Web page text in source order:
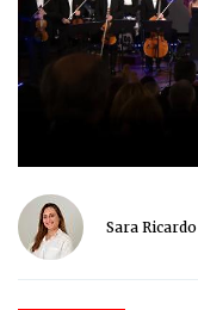
Sara Ricardo